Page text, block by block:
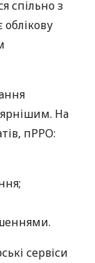
спільно з
На
пРРО:
сервіси